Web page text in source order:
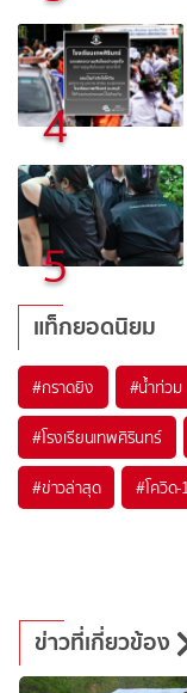
4
5
แท็กยอดนิยม
#กราดยิง #น้ำท่วม
#โรงเรียนเทพศิรินทร์
#ข่าวล่าสุด #โควิด-
ข่าวที่เกี่ยวข้อง